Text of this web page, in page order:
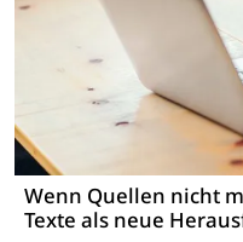
Wenn Quellen nicht
Texte als neue